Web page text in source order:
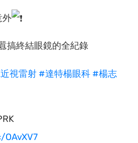
外
搞終結眼鏡的全紀錄
視雷射 #達特楊眼科 #楊志